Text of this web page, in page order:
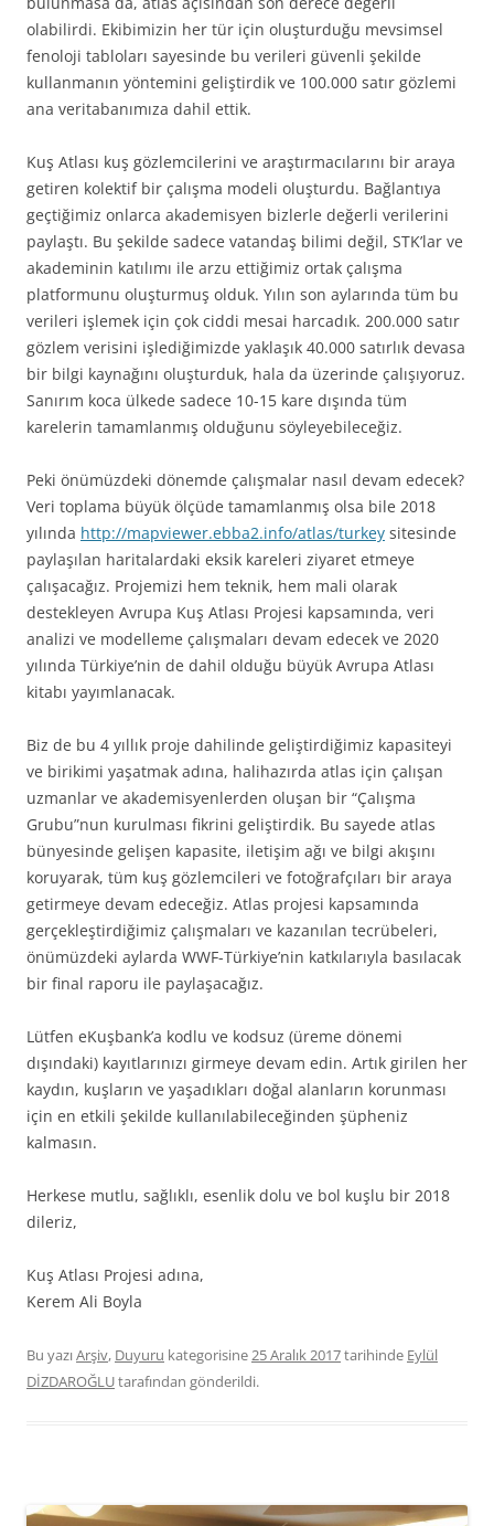
olabilirdi. Ekibimizin her tür için oluşturduğu mevsimsel
fenoloji tabloları sayesinde bu verileri güvenli şekilde
kullanmanın yöntemini geliştirdik ve 100.000 satır gözlemi
ana veritabanımıza dahil ettik.
Kuş Atlası kuş gözlemcilerini ve araştırmacılarını bir araya
getiren kolektif bir çalışma modeli oluşturdu. Bağlantıya
geçtiğimiz onlarca akademisyen bizlerle değerli verilerini
paylaştı. Bu şekilde sadece vatandaş bilimi değil, STK’lar ve
akademinin katılımı ile arzu ettiğimiz ortak çalışma
platformunu oluşturmuş olduk. Yılın son aylarında tüm bu
verileri işlemek için çok ciddi mesai harcadık. 200.000 satır
gözlem verisini işlediğimizde yaklaşık 40.000 satırlık devasa
bir bilgi kaynağını oluşturduk, hala da üzerinde çalışıyoruz.
Sanırım koca ülkede sadece 10-15 kare dışında tüm
karelerin tamamlanmış olduğunu söyleyebileceğiz.
Peki önümüzdeki dönemde çalışmalar nasıl devam edecek?
Veri toplama büyük ölçüde tamamlanmış olsa bile 2018
yılında http://mapviewer.ebba2.info/atlas/turkey sitesinde
paylaşılan haritalardaki eksik kareleri ziyaret etmeye
çalışacağız. Projemizi hem teknik, hem mali olarak
destekleyen Avrupa Kuş Atlası Projesi kapsamında, veri
analizi ve modelleme çalışmaları devam edecek ve 2020
yılında Türkiye’nin de dahil olduğu büyük Avrupa Atlası
kitabı yayımlanacak.
Biz de bu 4 yıllık proje dahilinde geliştirdiğimiz kapasiteyi
ve birikimi yaşatmak adına, halihazırda atlas için çalışan
uzmanlar ve akademisyenlerden oluşan bir “Çalışma
Grubu”nun kurulması fikrini geliştirdik. Bu sayede atlas
bünyesinde gelişen kapasite, iletişim ağı ve bilgi akışını
koruyarak, tüm kuş gözlemcileri ve fotoğrafçıları bir araya
getirmeye devam edeceğiz. Atlas projesi kapsamında
gerçekleştirdiğimiz çalışmaları ve kazanılan tecrübeleri,
önümüzdeki aylarda WWF-Türkiye’nin katkılarıyla basılacak
bir final raporu ile paylaşacağız.
Lütfen eKuşbank’a kodlu ve kodsuz (üreme dönemi
dışındaki) kayıtlarınızı girmeye devam edin. Artık girilen her
kaydın, kuşların ve yaşadıkları doğal alanların korunması
için en etkili şekilde kullanılabileceğinden şüpheniz
kalmasın.
Herkese mutlu, sağlıklı, esenlik dolu ve bol kuşlu bir 2018
dileriz,
Kuş Atlası Projesi adına,
Kerem Ali Boyla
Bu yazıArşiv, Duyuru kategorisine25 Aralık 2017tarihinde Eylül
DİZDAROĞLUtarafından gönderildi.